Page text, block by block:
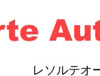
レソルテオ